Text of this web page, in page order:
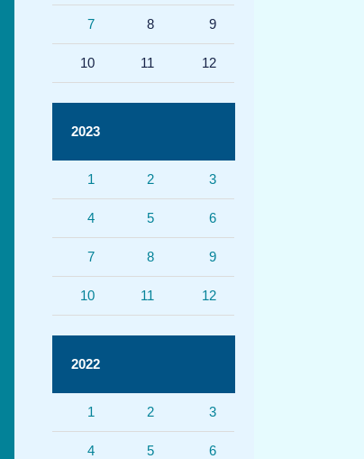
7 8 9
10 11 12
2023
1 2 3
4 5 6
7 8 9
10 11 12
2022
1 2 3
4 5 6